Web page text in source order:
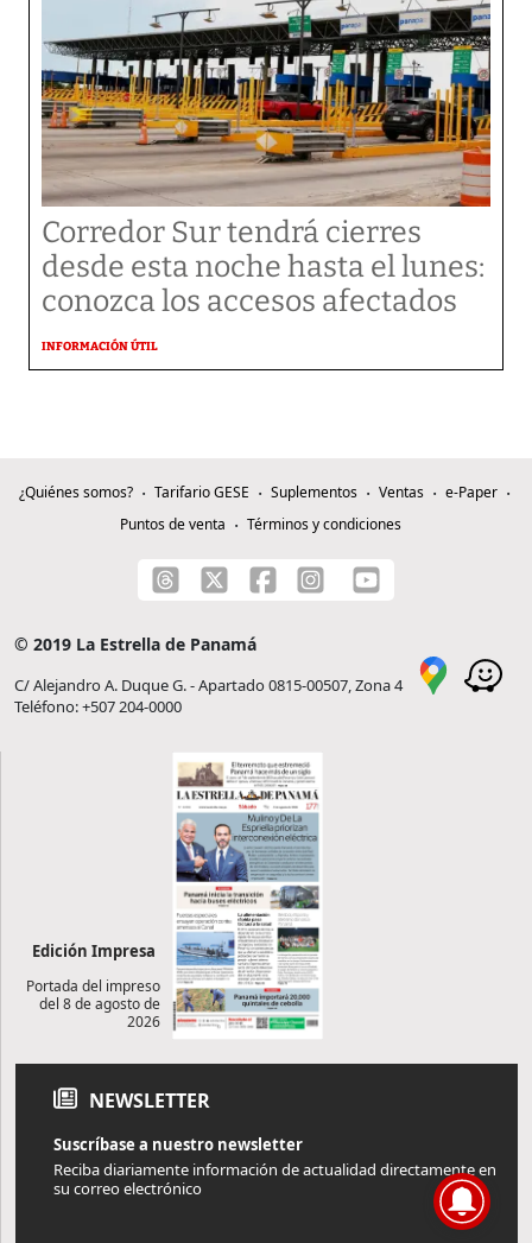
Corredor Sur tendrá cierres
desde esta noche hasta el lunes:
conozca los accesos afectados
INFORMACIÓN ÚTIL
¿Quiénes somos? Tarifario GESE Suplementos Ventas
e-Paper
Puntos de venta
Términos y condiciones
© 2019 La Estrella de Panamá
C/ Alejandro A. Duque G. - Apartado 0815-00507, Zona 4
Teléfono: +507 204-0000
Edición Impresa
Portada del impreso
del 8 de agosto de
2026
NEWSLETTER
Suscríbase a nuestro newsletter
Reciba diariamente información de actualidad directamente en
su correo electrónico